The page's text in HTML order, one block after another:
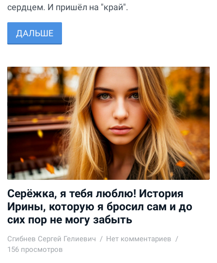
сердцем. И пришёл на "край".
ДАЛЬШЕ
Серёжка, я тебя люблю! История
Ирины, которую я бросил сам и до
сих пор не могу забыть
Сгибнев Сергей Гелиевич
Нет комментариев
156 просмотров